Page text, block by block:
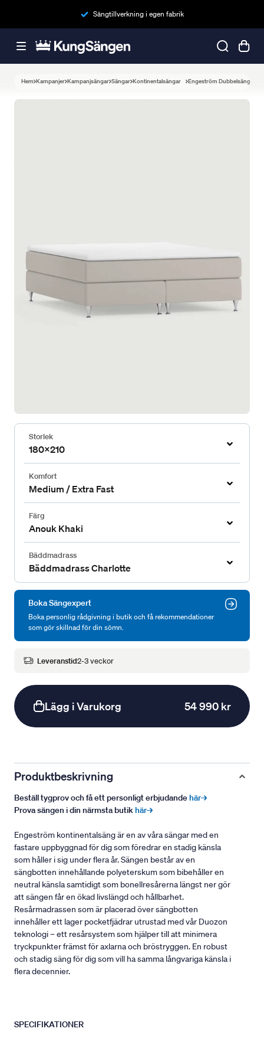
Sängtillverkning i egen fabrik
Hem Kampanjer Kampanjsängar Sängar Kontinentalsängar Engeström Dubbelsäng
Storlek
180x210
Komfort
Medium / Extra Fast
Färg
Anouk Khaki
Bäddmadrass
Bäddmadrass Charlotte
Boka Sängexpert
Boka personlig rådgivning i butik och få rekommendationer
som gör skillnad för din sömn.
Leveranstid2-3 veckor
Lägg i Varukorg 54 990 kr
Produktbeskrivning
Beställ tygprov och få ett personligt erbjudandehär→
Prova sängen i din närmsta butikhär→
Engeström kontinentalsäng är en av våra sängar med en
fastare uppbyggnad för dig som föredrar en stadig känsla
som håller i sig under flera år. Sängen består av en
sängbotten innehållande polyeterskum som bibehåller en
neutral känsla samtidigt som bonellresårerna längst ner gör
att sängen får en ökad livslängd och hållbarhet.
Resårmadrassen som är placerad över sängbotten
innehåller ett lager pocketfjädrar utrustad med vår Duozon
teknologi – ett resårsystem som hjälper till att minimera
tryckpunkter främst för axlarna och bröstryggen. En robust
och stadig säng för dig som vill ha samma långvariga känsla i
flera decennier.
SPECIFIKATIONER